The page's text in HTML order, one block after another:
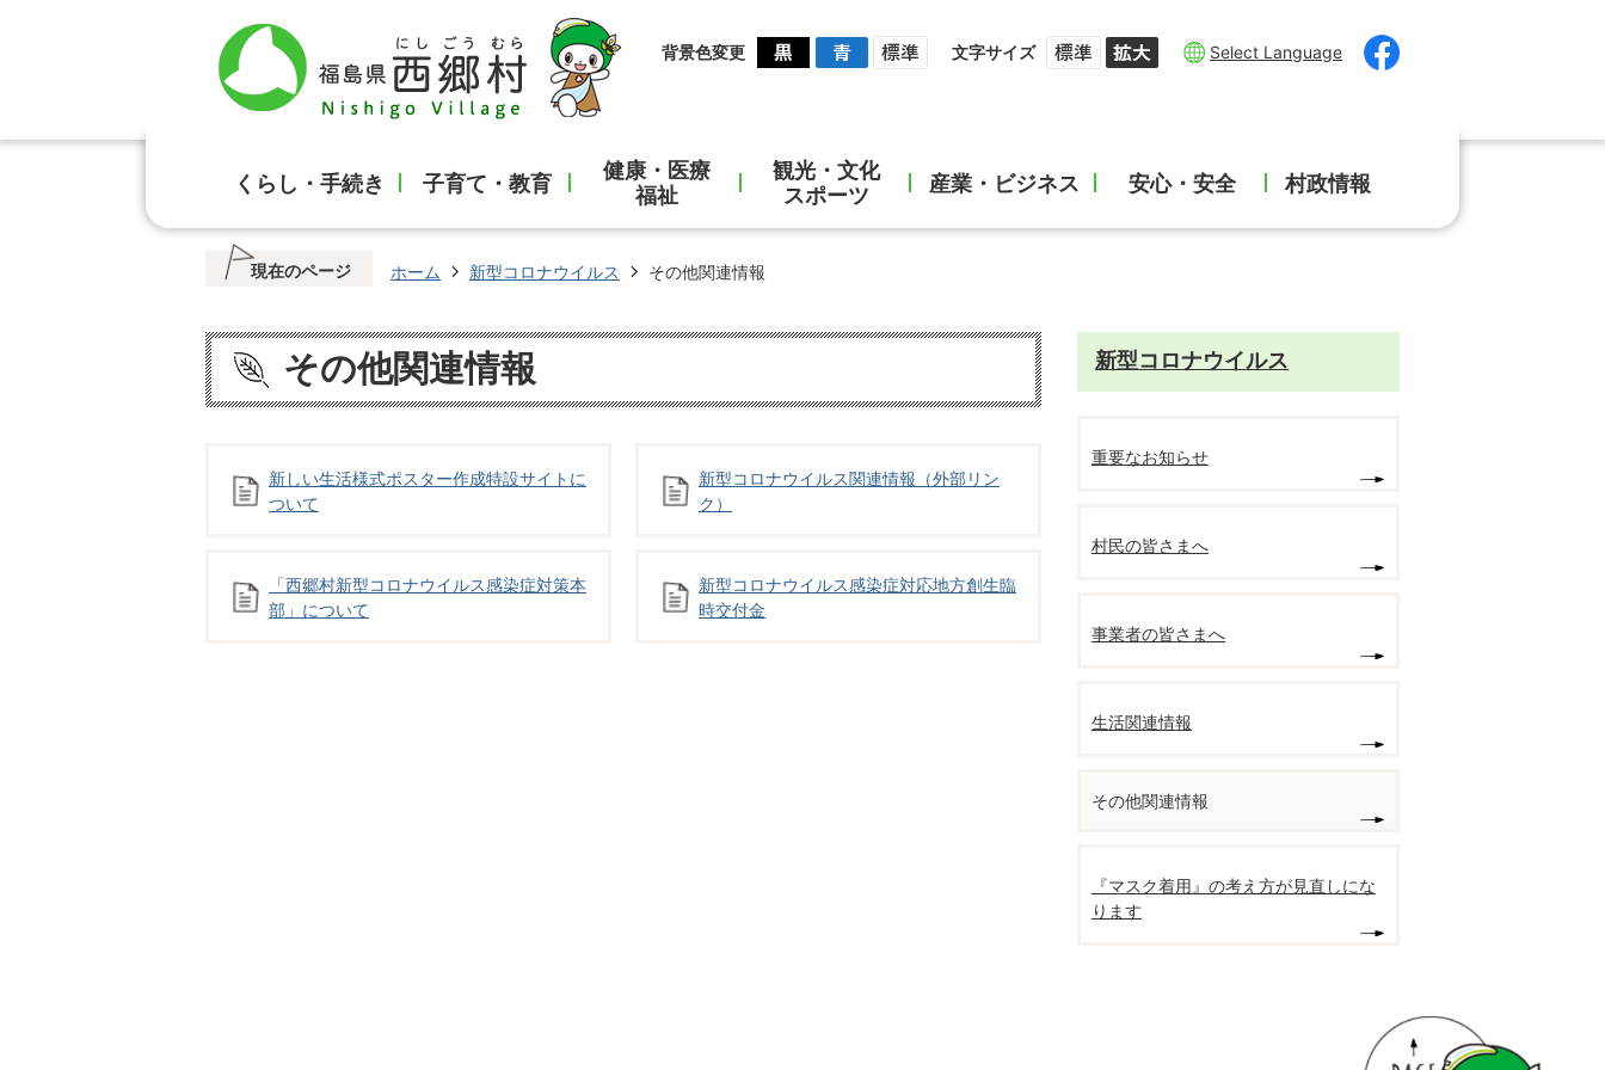
背景色変更 文字サイズ Select Language
くらし・手続き 子育て・教育
健康・医療
福祉
観光・文化
スポーツ
産業・ビジネス 安心・安全 村政情報
現在のページ ホーム 新型コロナウイルス その他関連情報
その他関連情報
新しい生活様式ポスター作成特設サイトに
ついて
新型コロナウイルス関連情報（外部リン
ク）
「西郷村新型コロナウイルス感染症対策本
部」について
新型コロナウイルス感染症対応地方創生臨
時交付金
新型コロナウイルス
重要なお知らせ
村民の皆さまへ
事業者の皆さまへ
生活関連情報
その他関連情報
『マスク着用』の考え方が見直しにな
ります